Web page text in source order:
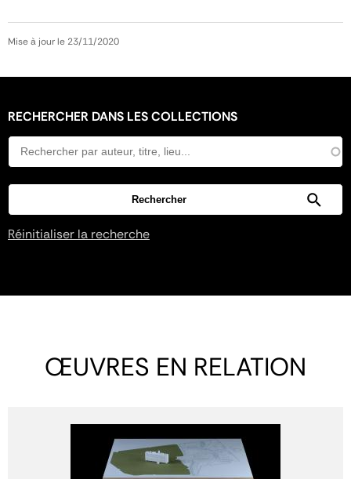
Mise à jour le 23/11/2020
RECHERCHER DANS LES COLLECTIONS
Réinitialiser la recherche
ŒUVRES EN RELATION